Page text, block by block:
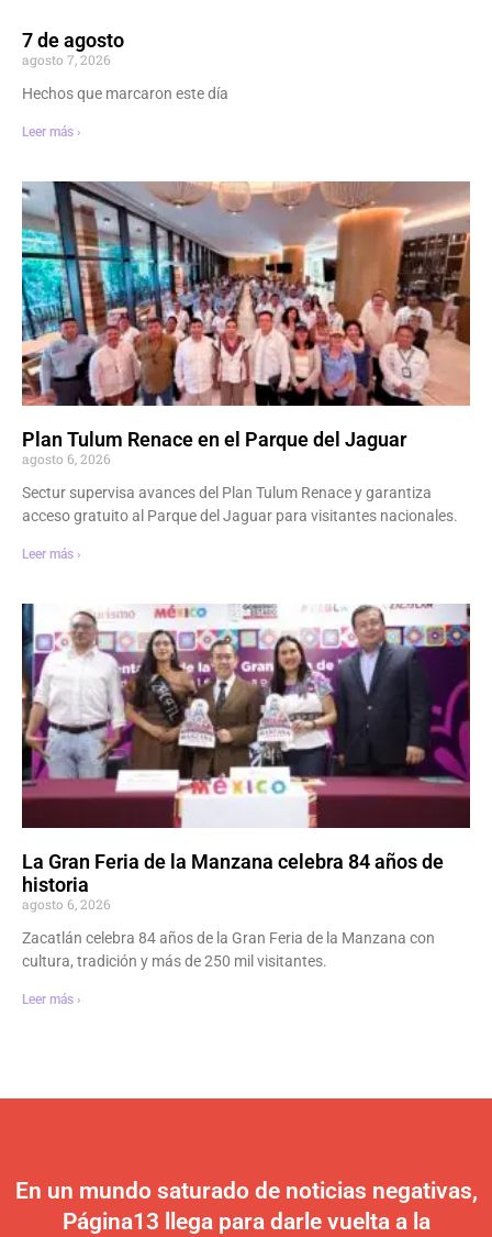
7 de agosto
agosto 7, 2026
Hechos que marcaron este día
Leer más ›
Plan Tulum Renace en el Parque del Jaguar
agosto 6, 2026
Sectur supervisa avances del Plan Tulum Renace y garantiza
acceso gratuito al Parque del Jaguar para visitantes nacionales.
Leer más ›
La Gran Feria de la Manzana celebra 84 años de
historia
agosto 6, 2026
Zacatlán celebra 84 años de la Gran Feria de la Manzana con
cultura, tradición y más de 250 mil visitantes.
Leer más ›
En un mundo saturado de noticias negativas,
Página13 llega para darle vuelta a la